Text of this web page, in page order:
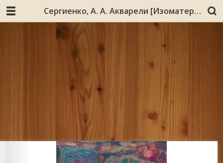
Сергиенко, А. А. Акварели [Изоматериал : электронный ресурс] : [живопись : репродукции] / Анатолий Сергиенко. - Электрон. дан. (1 файл : 46,1 МБ). - (Мурманск : Мурманская государственная областная универсальная научная библиотека, 2016). - Режим доступа: сайт Мурманской государственной областной универсальной научной библиотеки. - Загл. с экрана. - Файл в формате Portable Document Format (PDF)